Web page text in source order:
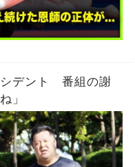
デント 番組の謝
」